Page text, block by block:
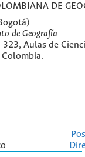
DE
de Geografía
Aulas de